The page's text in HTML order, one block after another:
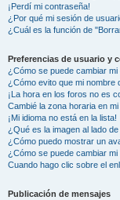
¡Perdí mi contraseña!
¿Por qué mi sesión de
¿Cuál es la función de
Preferencias de usuario y
¿Cómo se puede cambiar
¿Cómo evito que mi
¡La hora en los foros no es
Cambié la zona horaria en
¡Mi idioma no está en la lista!
¿Qué es la imagen al lado
¿Cómo puedo mostrar un
¿Cómo se puede cambiar mi
Cuando hago clic sobre el
Publicación de mensajes